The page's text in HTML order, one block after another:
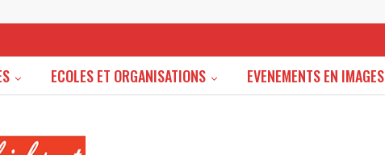
ECOLES ET ORGANISATIONS EVENEMENTS EN IMAGES